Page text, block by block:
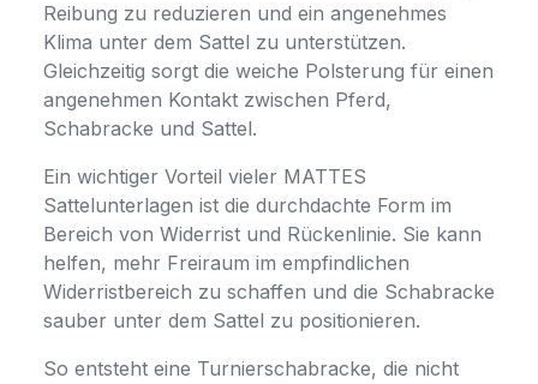
Reibung zu reduzieren und ein angenehmes
Klima unter dem Sattel zu unterstützen.
Gleichzeitig sorgt die weiche Polsterung für einen
angenehmen Kontakt zwischen Pferd,
Schabracke und Sattel.
Ein wichtiger Vorteil vieler MATTES
Sattelunterlagen ist die durchdachte Form im
Bereich von Widerrist und Rückenlinie. Sie kann
helfen, mehr Freiraum im empfindlichen
Widerristbereich zu schaffen und die Schabracke
sauber unter dem Sattel zu positionieren.
So entsteht eine Turnierschabracke, die nicht